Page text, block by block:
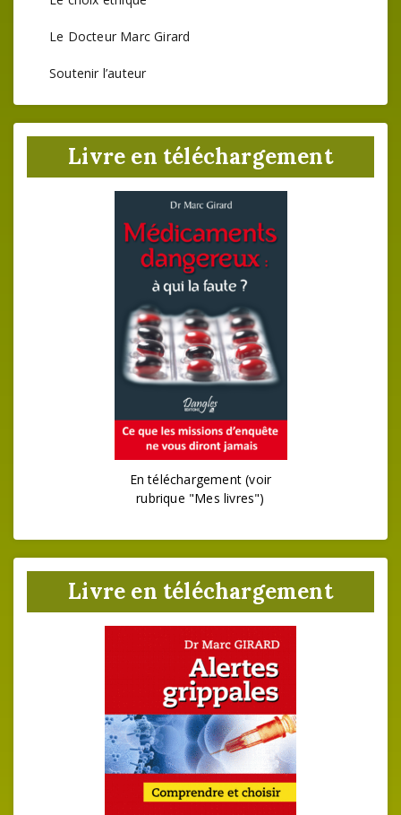
Le Docteur Marc Girard
Soutenir l’auteur
Livre en téléchargement
En téléchargement (voir
rubrique "Mes livres")
Livre en téléchargement